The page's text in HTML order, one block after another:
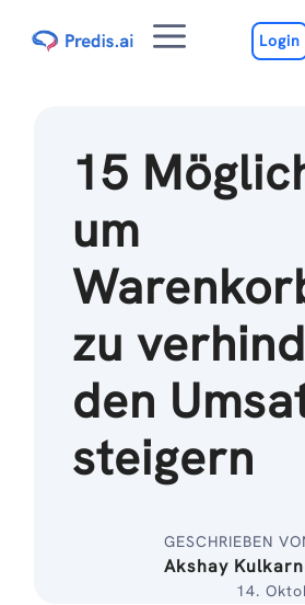
Inhalt
MenuLogin
15
um
zu
den
steigern
GESCHRIEBEN
Akshay
14.